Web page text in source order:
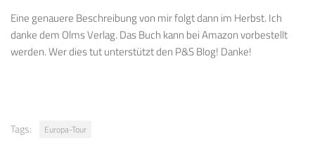
Eine genauere Beschreibung von mir folgt dann im Herbst. Ich
danke dem Olms Verlag. Das Buch kann bei Amazon vorbestellt
werden. Wer dies tut unterstützt den P&S Blog! Danke!
Tags: Europa-Tour